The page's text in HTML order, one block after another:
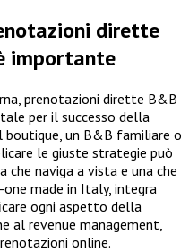
dirette
importante
prenotazioni dirette B&B
per il successo della
un B&B familiare o
le giuste strategie può
naviga a vista e una che
one made in Italy, integra
ogni aspetto della
al revenue management,
online.